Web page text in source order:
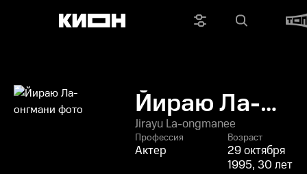
Йираю Ла-
онгмани
Jirayu La-ongmanee
Профессия
Актер
Возраст
29 октября
1995, 30 лет